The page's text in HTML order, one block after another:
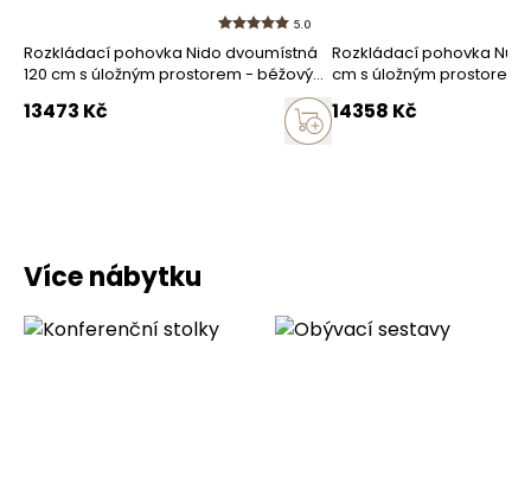
5.0
Rozkládací pohovka Nido dvoumístná
120 cm s úložným prostorem - béžový
13473 Kč
Rozkládací pohovka
cm s úložným prostorem
14358 Kč
Více nábytku